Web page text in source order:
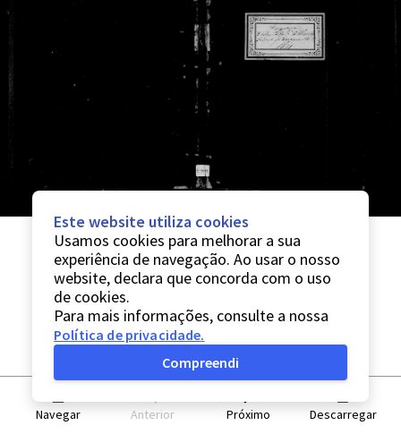
Navegar Anterior Próximo Descarregar
Este website utiliza cookies
Usamos cookies para melhorar a sua
experiência de navegação. Ao usar o nosso
website, declara que concorda com o uso
de cookies.
Para mais informações, consulte a nossa
Política de privacidade.
Compreendi